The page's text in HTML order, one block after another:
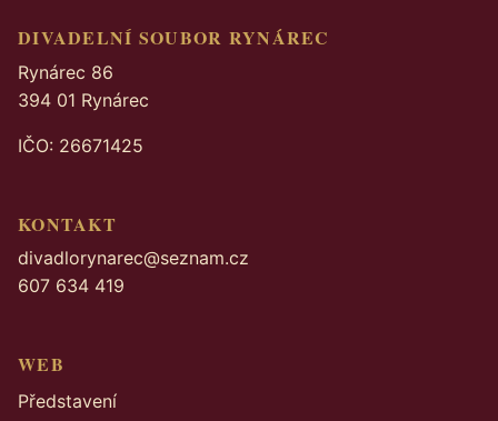
DIVADELNÍ SOUBOR RYNÁREC
Rynárec 86
394 01 Rynárec
IČO: 26671425
KONTAKT
divadlorynarec@seznam.cz
607 634 419
WEB
Představení